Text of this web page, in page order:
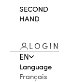
SECOND
HAND
LOGIN
EN
Language
Français